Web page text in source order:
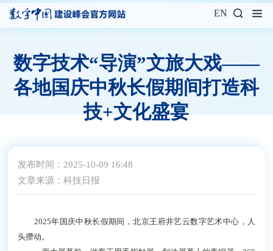
EN
数字技术“导演”文旅大戏——
各地国庆中秋长假期间打造科
技+文化盛宴
发布时间：2025-10-09 16:48
文章来源：科技日报
2025年国庆中秋长假期间，北京王府井艺云数字艺术中心，人
头攒动。